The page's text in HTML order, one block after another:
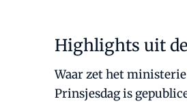
Highlights uit
Waar zet het ministerie
Prinsjesdag is